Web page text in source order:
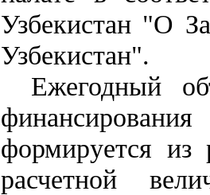
Узбекистан "О
Узбекистан".
Ежегодный
формируется из
расчетной